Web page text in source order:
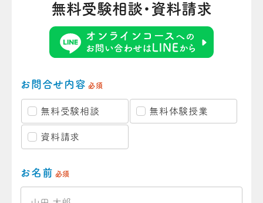
無料受験相談・資料請求
お問合せ内容 必須
無料受験相談 無料体験授業
資料請求
お名前 必須